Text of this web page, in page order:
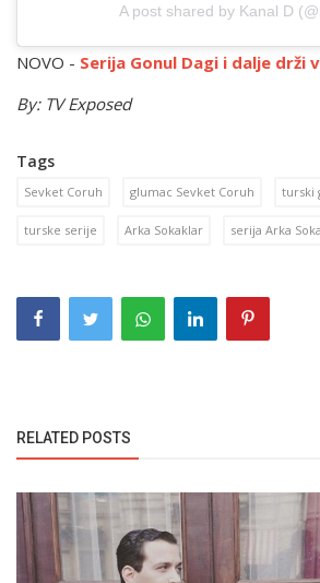
A post shared by Kanal D
NOVO - Serija Gonul Dagi i dalje drži
By: TV Exposed
Tags
Sevket Coruh glumac Sevket Coruh turski
turske serije Arka Sokaklar serija Arka
RELATED POSTS